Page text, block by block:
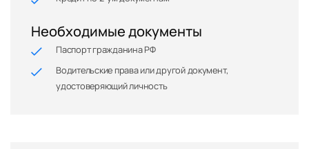
Необходимые документы
Паспорт гражданина РФ
Водительские права или другой документ,
удостоверяющий личность